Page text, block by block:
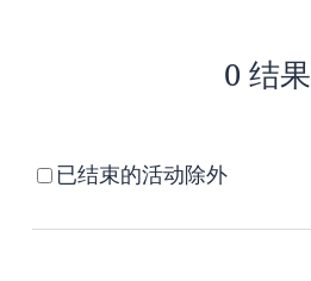
0 结果
已结束的活动除外